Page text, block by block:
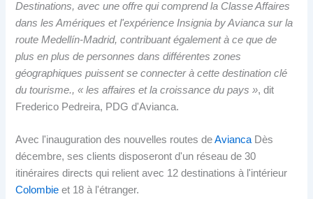
Destinations, avec une offre qui comprend la Classe Affaires
dans les Amériques et l'expérience Insignia by Avianca sur la
route Medellín-Madrid, contribuant également à ce que de
plus en plus de personnes dans différentes zones
géographiques puissent se connecter à cette destination clé
du tourisme., « les affaires et la croissance du pays », dit
Frederico Pedreira, PDG d'Avianca.
Avec l'inauguration des nouvelles routes deAviancaDès
décembre, ses clients disposeront d'un réseau de 30
itinéraires directs qui relient avec 12 destinations à l'intérieur
Colombie et 18 à l'étranger.